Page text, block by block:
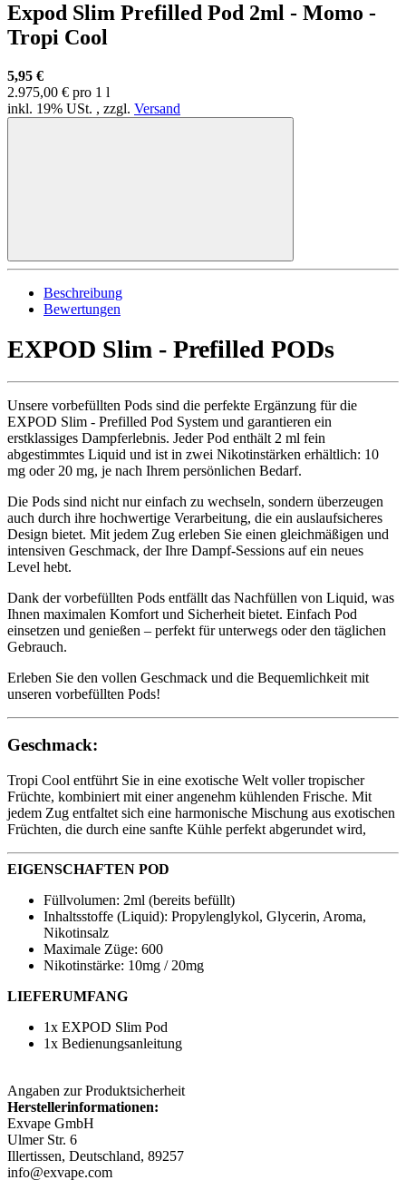
Expod Slim Prefilled Pod 2ml - Momo -
Tropi Cool
5,95 €
2.975,00 € pro 1 l
inkl. 19% USt. , zzgl. Versand
Beschreibung
Bewertungen
EXPOD Slim - Prefilled PODs
Unsere vorbefüllten Pods sind die perfekte Ergänzung für die
EXPOD Slim - Prefilled Pod System und garantieren ein
erstklassiges Dampferlebnis. Jeder Pod enthält 2 ml fein
abgestimmtes Liquid und ist in zwei Nikotinstärken erhältlich: 10
mg oder 20 mg, je nach Ihrem persönlichen Bedarf.
Die Pods sind nicht nur einfach zu wechseln, sondern überzeugen
auch durch ihre hochwertige Verarbeitung, die ein auslaufsicheres
Design bietet. Mit jedem Zug erleben Sie einen gleichmäßigen und
intensiven Geschmack, der Ihre Dampf-Sessions auf ein neues
Level hebt.
Dank der vorbefüllten Pods entfällt das Nachfüllen von Liquid, was
Ihnen maximalen Komfort und Sicherheit bietet. Einfach Pod
einsetzen und genießen – perfekt für unterwegs oder den täglichen
Gebrauch.
Erleben Sie den vollen Geschmack und die Bequemlichkeit mit
unseren vorbefüllten Pods!
Geschmack:
Tropi Cool entführt Sie in eine exotische Welt voller tropischer
Früchte, kombiniert mit einer angenehm kühlenden Frische. Mit
jedem Zug entfaltet sich eine harmonische Mischung aus exotischen
Früchten, die durch eine sanfte Kühle perfekt abgerundet wird,
EIGENSCHAFTEN POD
Füllvolumen: 2ml (bereits befüllt)
Inhaltsstoffe (Liquid): Propylenglykol, Glycerin, Aroma,
Nikotinsalz
Maximale Züge: 600
Nikotinstärke: 10mg / 20mg
LIEFERUMFANG
1x EXPOD Slim Pod
1x Bedienungsanleitung
Angaben zur Produktsicherheit
Herstellerinformationen:
Exvape GmbH
Ulmer Str. 6
Illertissen, Deutschland, 89257
info@exvape.com